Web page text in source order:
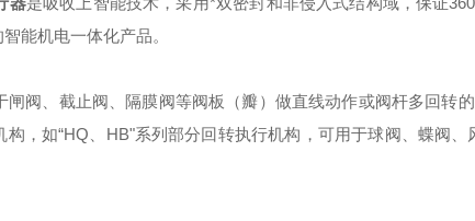
能机电一体化产品。
阀、截止阀、隔膜阀等阀板（瓣）做直线动作或阀杆多回转
，如“HQ、HB"系列部分回转执行机构，可用于球阀、蝶阀、